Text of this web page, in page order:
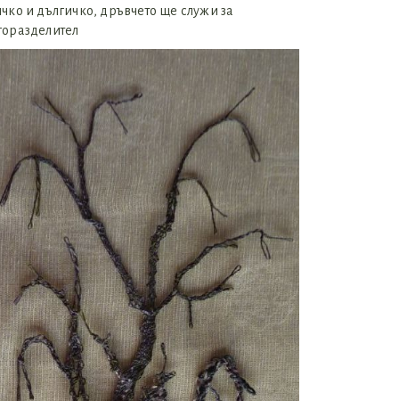
и дългичко, дръвчето ще служи за